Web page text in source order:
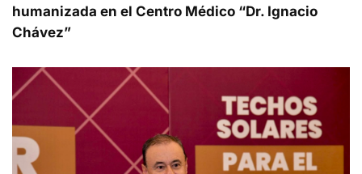
humanizada en el Centro Médico “Dr. Ignacio
Chávez”